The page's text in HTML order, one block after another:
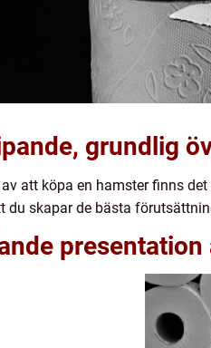
grundlig
att köpa en hamster finns
du skapar de bästa
presentation